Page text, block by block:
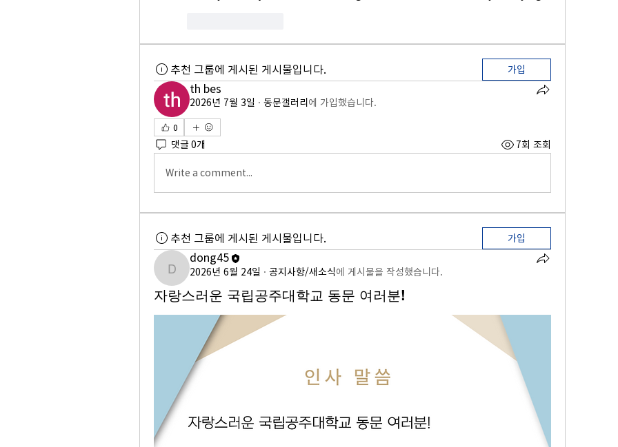
추천 그룹에 게시된 게시물입니다. 가입
th bes
2026년 7월 3일 · 동문갤러리 에 가입했습니다.
0
댓글 0개 7회 조회
Write a comment...
추천 그룹에 게시된 게시물입니다. 가입
dong45
dong45
2026년 6월 24일 · 공지사항/새소식 에 게시물을 작성했습니다.
자랑스러운 국립공주대학교 동문 여러분!